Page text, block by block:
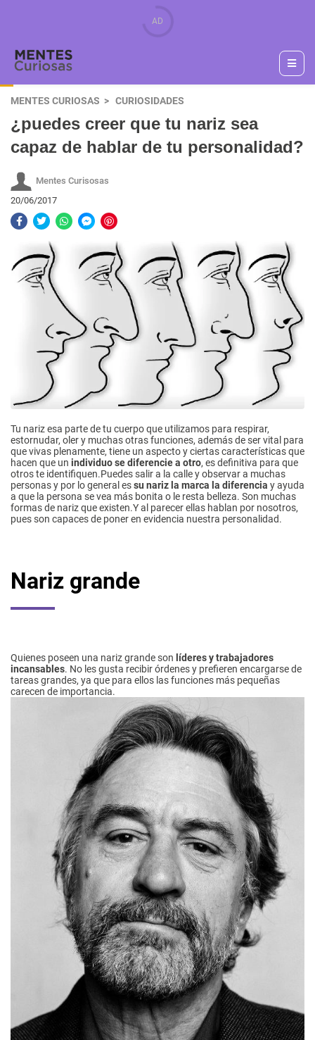
MENTES CURIOSAS CURIOSIDADES
¿puedes creer que tu nariz sea
capaz de hablar de tu personalidad?
Mentes Curisosas
20/06/2017
Tu nariz esa parte de tu cuerpo que utilizamos para respirar,
estornudar, oler y muchas otras funciones, además de ser vital para
que vivas plenamente, tiene un aspecto y ciertas características que
hacen que un individuo se diferencie a otro, es definitiva para que
otros te identifiquen.Puedes salir a la calle y observar a muchas
personas y por lo general essu nariz la marca la diferencia y ayuda
a que la persona se vea más bonita o le resta belleza. Son muchas
formas de nariz que existen.Y al parecer ellas hablan por nosotros,
pues son capaces de poner en evidencia nuestra personalidad.
Nariz grande
Quienes poseen una nariz grande son líderes y trabajadores
incansables. No les gusta recibir órdenes y prefieren encargarse de
tareas grandes, ya que para ellos las funciones más pequeñas
carecen de importancia.